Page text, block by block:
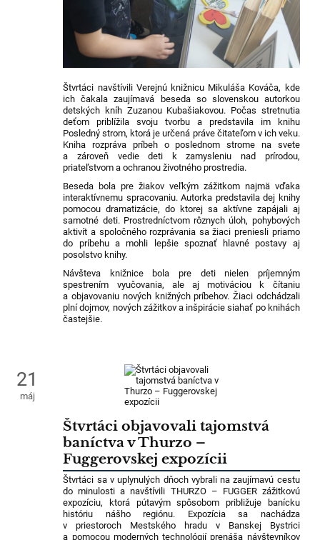
Štvrtáci navštívili Verejnú knižnicu Mikuláša Kováča, kde
ich čakala zaujímavá beseda so slovenskou autorkou
detských kníh Zuzanou Kubašiakovou. Počas stretnutia
deťom priblížila svoju tvorbu a predstavila im knihu
Posledný strom, ktorá je určená práve čitateľom v ich veku.
Kniha rozpráva príbeh o poslednom strome na svete
a zároveň vedie deti k zamysleniu nad prírodou,
priateľstvom a ochranou životného prostredia.
Beseda bola pre žiakov veľkým zážitkom najmä vďaka
interaktívnemu spracovaniu. Autorka predstavila dej knihy
pomocou dramatizácie, do ktorej sa aktívne zapájali aj
samotné deti. Prostredníctvom rôznych úloh, pohybových
aktivít a spoločného rozprávania sa žiaci preniesli priamo
do príbehu a mohli lepšie spoznať hlavné postavy aj
posolstvo knihy.
Návšteva knižnice bola pre deti nielen príjemným
spestrením vyučovania, ale aj motiváciou k čítaniu
a objavovaniu nových knižných príbehov. Žiaci odchádzali
plní dojmov, nových zážitkov a inšpirácie siahať po knihách
častejšie.
21
máj
Štvrtáci objavovali tajomstvá
baníctva v Thurzo –
Fuggerovskej expozícii
Štvrtáci sa v uplynulých dňoch vybrali na zaujímavú cestu
do minulosti a navštívili THURZO – FUGGER zážitkovú
expozíciu, ktorá pútavým spôsobom približuje banícku
históriu nášho regiónu. Expozícia sa nachádza
v priestoroch Mestského hradu v Banskej Bystrici
a pomocou moderných technológií prenáša návštevníkov